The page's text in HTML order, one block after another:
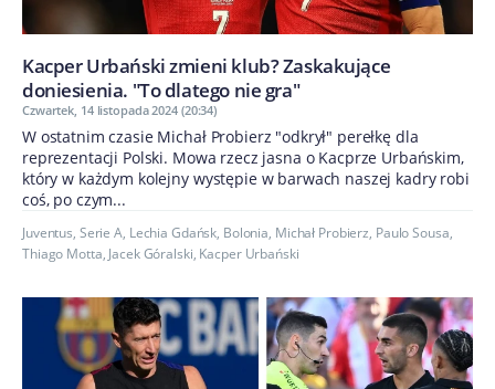
Kacper Urbański zmieni klub? Zaskakujące
doniesienia. "To dlatego nie gra"
Czwartek, 14 listopada 2024 (20:34)
W ostatnim czasie Michał Probierz "odkrył" perełkę dla
reprezentacji Polski. Mowa rzecz jasna o Kacprze Urbańskim,
który w każdym kolejny występie w barwach naszej kadry robi
coś, po czym...
Juventus, Serie A, Lechia Gdańsk, Bolonia, Michał Probierz, Paulo Sousa,
Thiago Motta, Jacek Góralski, Kacper Urbański